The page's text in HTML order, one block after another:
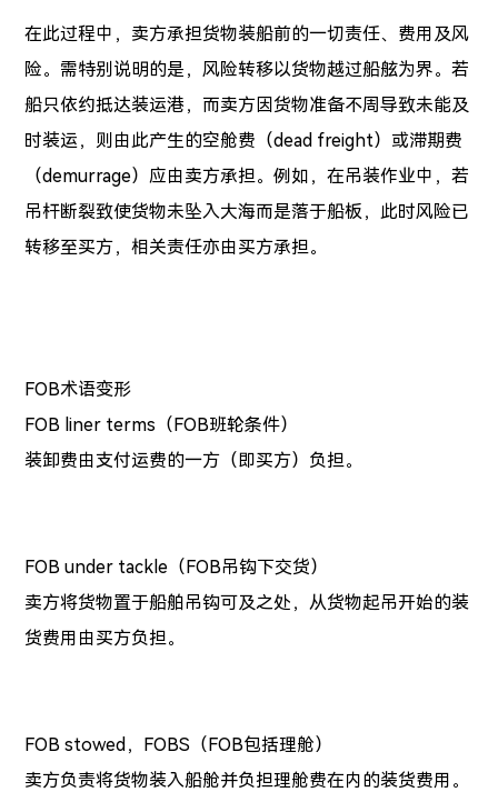
在此过程中，卖方承担货物装船前的一切责任、费用及风
险。需特别说明的是，风险转移以货物越过船舷为界。若
船只依约抵达装运港，而卖方因货物准备不周导致未能及
时装运，则由此产生的空舱费（dead freight）或滞期费
（demurrage）应由卖方承担。例如，在吊装作业中，若
吊杆断裂致使货物未坠入大海而是落于船板，此时风险已
转移至买方，相关责任亦由买方承担。
FOB术语变形
FOB liner terms（FOB班轮条件）
装卸费由支付运费的一方（即买方）负担。
FOB under tackle（FOB吊钩下交货）
卖方将货物置于船舶吊钩可及之处，从货物起吊开始的装
货费用由买方负担。
FOB stowed，FOBS（FOB包括理舱）
卖方负责将货物装入船舱并负担理舱费在内的装货费用。